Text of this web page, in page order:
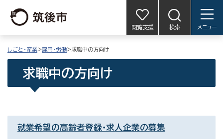
閲覧支援 検索 メニュー
しごと・産業>雇用・労働>求職中の方向け
求職中の方向け
就業希望の高齢者登録・求人企業の募集